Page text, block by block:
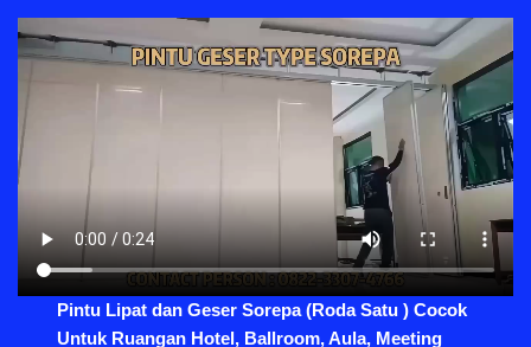
Pintu Lipat dan Geser Sorepa (Roda Satu ) Cocok
Untuk Ruangan Hotel, Ballroom, Aula, Meeting